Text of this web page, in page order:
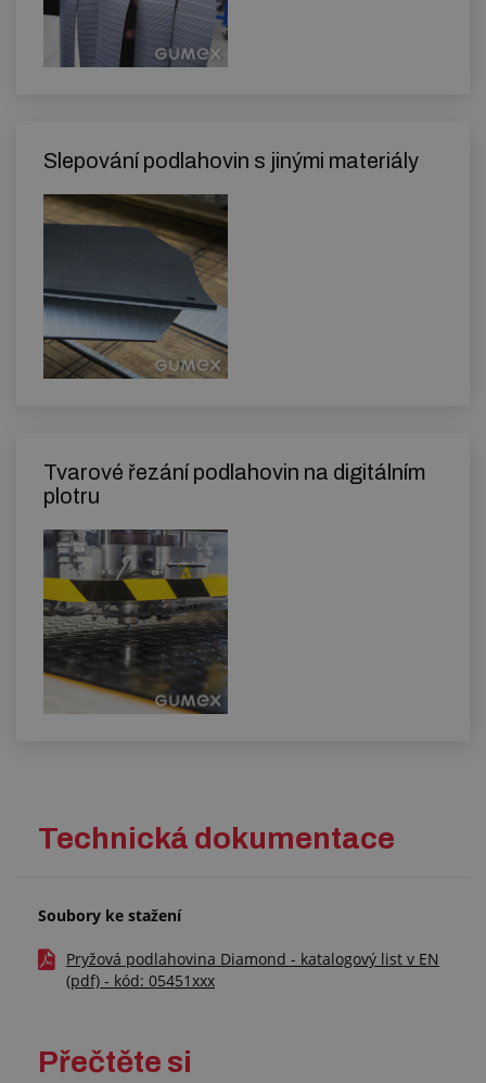
Slepování podlahovin s jinými materiály
Tvarové řezání podlahovin na digitálním
plotru
Technická dokumentace
Soubory ke stažení
Pryžová podlahovina Diamond - katalogový list v EN
(pdf) - kód: 05451xxx
Přečtěte si